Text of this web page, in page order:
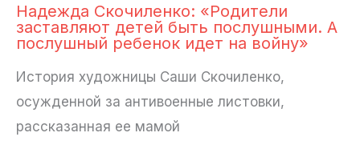
Надежда Скочиленко: «Родители
заставляют детей быть послушными. А
послушный ребенок идет на войну»
История художницы Саши Скочиленко,
осужденной за антивоенные листовки,
рассказанная ее мамой